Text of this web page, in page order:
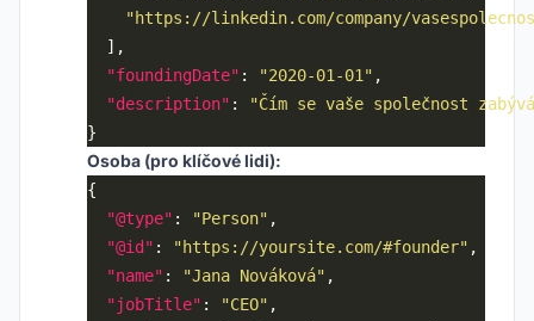
"https://linkedin.com/company/
"foundingDate" : "2020-01-01"
"description" :
"Čím se vaše společnost
Osoba (pro klíčové lidi):
"@type" : "Person"
"@id" : "https://yoursite.com/#founder"
"name" : "Jana Nováková"
"jobTitle" : "CEO"